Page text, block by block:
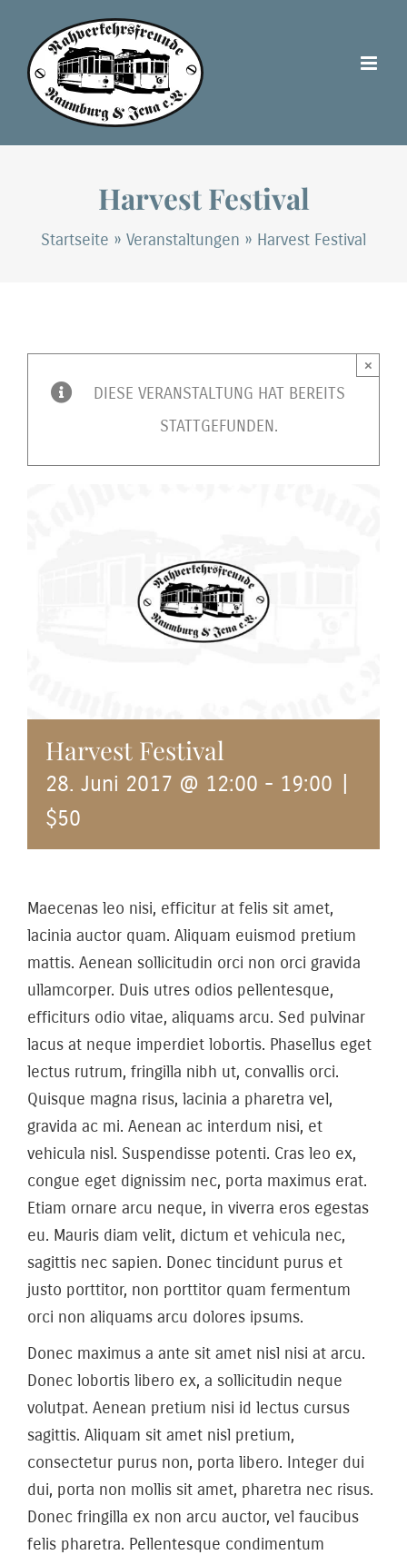
Inhalt
springen
Harvest Festival
Startseite » Veranstaltungen » Harvest Festival
DIESE VERANSTALTUNG HAT BEREITS
STATTGEFUNDEN.
×
Harvest Festival
28. Juni 2017 @ 12:00 - 19:00
$50
Maecenas leo nisi, efficitur at felis sit amet,
lacinia auctor quam. Aliquam euismod pretium
mattis. Aenean sollicitudin orci non orci gravida
ullamcorper. Duis utres odios pellentesque,
efficiturs odio vitae, aliquams arcu. Sed pulvinar
lacus at neque imperdiet lobortis. Phasellus eget
lectus rutrum, fringilla nibh ut, convallis orci.
Quisque magna risus, lacinia a pharetra vel,
gravida ac mi. Aenean ac interdum nisi, et
vehicula nisl. Suspendisse potenti. Cras leo ex,
congue eget dignissim nec, porta maximus erat.
Etiam ornare arcu neque, in viverra eros egestas
eu. Mauris diam velit, dictum et vehicula nec,
sagittis nec sapien. Donec tincidunt purus et
justo porttitor, non porttitor quam fermentum
orci non aliquams arcu dolores ipsums.
Donec maximus a ante sit amet nisl nisi at arcu.
Donec lobortis libero ex, a sollicitudin neque
volutpat. Aenean pretium nisi id lectus cursus
sagittis. Aliquam sit amet nisl pretium,
consectetur purus non, porta libero. Integer dui
dui, porta non mollis sit amet, pharetra nec risus.
Donec fringilla ex non arcu auctor, vel faucibus
felis pharetra. Pellentesque condimentum